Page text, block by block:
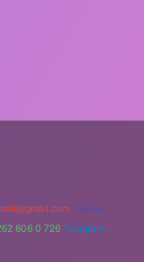
Teams:
606 0 726 Telegram: